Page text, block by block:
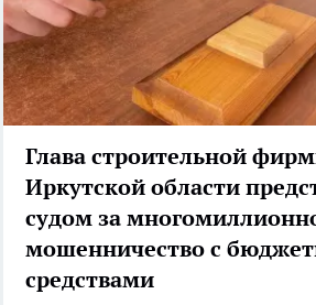
Глава строительной
Иркутской области
судом за
мошенничество с
средствами